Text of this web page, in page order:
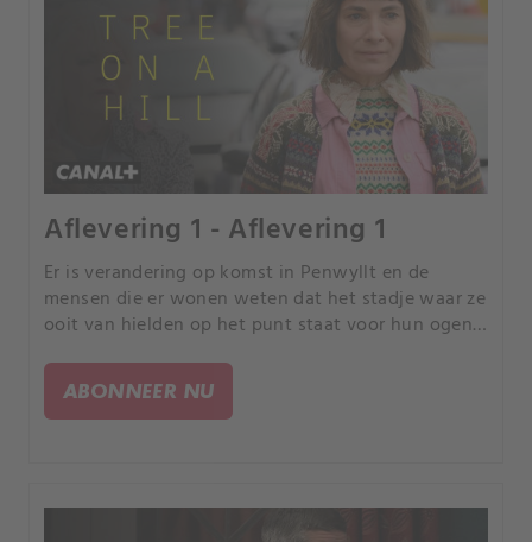
Aflevering 1 - Aflevering 1
Er is verandering op komst in Penwyllt en de
mensen die er wonen weten dat het stadje waar ze
ooit van hielden op het punt staat voor hun ogen
Clive, die vanuit hun normale leven midden in een
groot mysterie terechtkomen.
ABONNEER NU